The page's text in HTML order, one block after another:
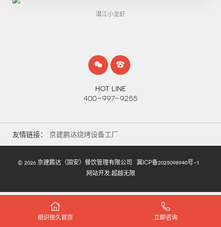
相识很久首页 立即咨询
潜江小龙虾
HOT LINE
400-997-9255
友情链接： 京建鹏达烧烤设备工厂
© 2026 京建鹏达（固安）餐饮管理有限公司
冀ICP备2025098940号-1
网站开发:超越无限